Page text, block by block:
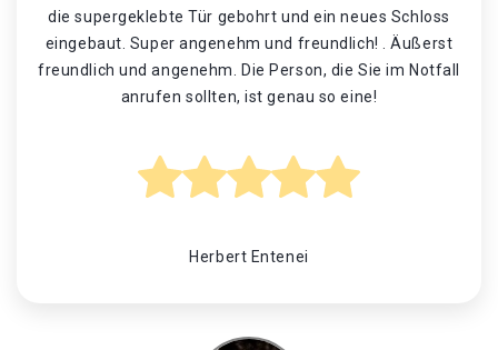
die supergeklebte Tür gebohrt und ein neues Schloss
eingebaut. Super angenehm und freundlich! . Äußerst
freundlich und angenehm. Die Person, die Sie im Notfall
anrufen sollten, ist genau so eine!
Herbert Entenei